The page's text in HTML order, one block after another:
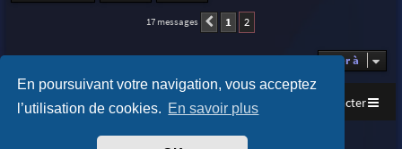
En poursuivant votre navigation, vous acceptez
l’utilisation de cookies. En savoir plus
17 messages Précédente
1 2
Aller à
Accueil Index du forum Nous contacter
Purplexion style byIan Bradley